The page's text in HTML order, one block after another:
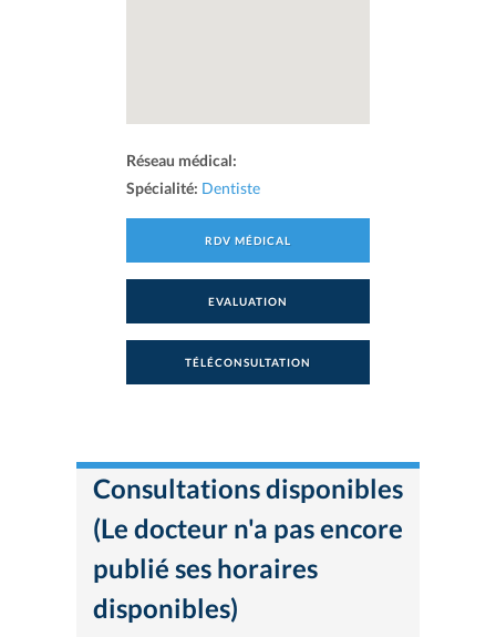
Réseau médical:
Spécialité: Dentiste
RDV MÉDICAL
EVALUATION
TÉLÉCONSULTATION
Consultations disponibles
(Le docteur n'a pas encore
publié ses horaires
disponibles)